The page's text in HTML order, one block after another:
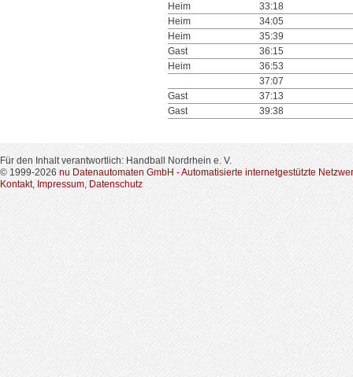
Heim
33:18
Heim
34:05
Heim
35:39
Gast
36:15
Heim
36:53
37:07
Gast
37:13
Gast
39:38
Für den Inhalt verantwortlich: Handball Nordrhein e. V.
© 1999-2026 nu Datenautomaten GmbH - Automatisierte internetgestützte
Kontakt, Impressum, Datenschutz